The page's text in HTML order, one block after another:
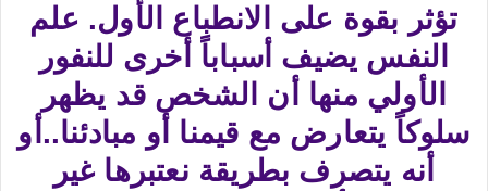
تؤثر بقوة على الانطباع الأول. علم
النفس يضيف أسباباً أخرى للنفور
الأولي منها أن الشخص قد يظهر
سلوكاً يتعارض مع قيمنا أو مبادئنا..أو
أنه يتصرف بطريقة نعتبرها غير